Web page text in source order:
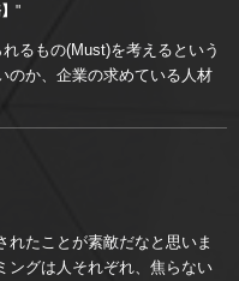
"
るもの(Must)を考えるという
のか、企業の求めている人材
れたことが素敵だなと思いま
ングは人それぞれ、焦らない